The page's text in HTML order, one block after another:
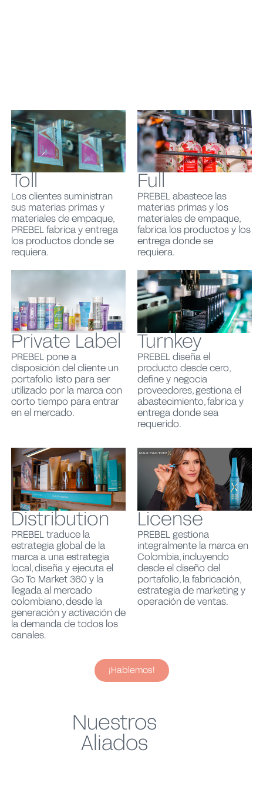
Toll
Los clientes suministran
sus materias primas y
materiales de empaque,
PREBEL fabrica y entrega
los productos donde se
requiera.
Full
PREBEL abastece las
materias primas y los
materiales de empaque,
fabrica los productos y los
entrega donde se
requiera.
Private Label
PREBEL pone a
disposición del cliente un
portafolio listo para ser
utilizado por la marca con
corto tiempo para entrar
en el mercado.
Turnkey
PREBEL diseña el
producto desde cero,
define y negocia
proveedores, gestiona el
abastecimiento, fabrica y
entrega donde sea
requerido.
Distribution
PREBEL traduce la
estrategia global de la
marca a una estrategia
local, diseña y ejecuta el
Go To Market 360 y la
llegada al mercado
colombiano, desde la
generación y activación de
la demanda de todos los
canales.
License
PREBEL gestiona
integralmente la marca en
Colombia, incluyendo
desde el diseño del
portafolio, la fabricación,
estrategia de marketing y
operación de ventas.
¡Hablemos!
Nuestros
Aliados